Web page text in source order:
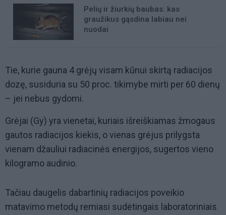
Pelių ir žiurkių baubas: kas
graužikus gąsdina labiau nei
nuodai
Tie, kurie gauna 4 grėjų visam kūnui skirtą radiacijos
dozę, susiduria su 50 proc. tikimybe mirti per 60 dienų
– jei nebus gydomi.
Grėjai (Gy) yra vienetai, kuriais išreiškiamas žmogaus
gautos radiacijos kiekis, o vienas grėjus prilygsta
vienam džauliui radiacinės energijos, sugertos vieno
kilogramo audinio.
Tačiau daugelis dabartinių radiacijos poveikio
matavimo metodų remiasi sudėtingais laboratoriniais